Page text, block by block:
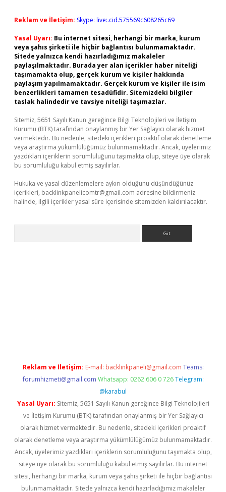
Reklam ve İletişim: Skype: live:.cid.575569c608265c69
Yasal Uyarı: Bu internet sitesi, herhangi bir marka, kurum
veya şahıs şirketi ile hiçbir bağlantısı bulunmamaktadır.
Sitede yalnızca kendi hazırladığımız makaleler
paylaşılmaktadır. Burada yer alan içerikler haber niteliği
taşımamakta olup, gerçek kurum ve kişiler hakkında
paylaşım yapılmamaktadır. Gerçek kurum ve kişiler ile isim
benzerlikleri tamamen tesadüfidir. Sitemizdeki bilgiler
taslak halindedir ve tavsiye niteliği taşımazlar.
Sitemiz, 5651 Sayılı Kanun gereğince Bilgi Teknolojileri ve İletişim
Kurumu (BTK) tarafından onaylanmış bir Yer Sağlayıcı olarak hizmet
vermektedir. Bu nedenle, sitedeki içerikleri proaktif olarak denetleme
veya araştırma yükümlülüğümüz bulunmamaktadır. Ancak, üyelerimiz
yazdıkları içeriklerin sorumluluğunu taşımakta olup, siteye üye olarak
bu sorumluluğu kabul etmiş sayılırlar.
Hukuka ve yasal düzenlemelere aykırı olduğunu düşündüğünüz
içerikleri, backlinkpanelicomtr@gmail.com adresine bildirmeniz
halinde, ilgili içerikler yasal süre içerisinde sitemizden kaldırılacaktır.
Reklam ve İletişim: E-mail: backlinkpaneli@gmail.com Teams:
forumhizmeti@gmail.com Whatsapp: 0262 606 0 726 Telegram:
@karabul
Yasal Uyarı: Sitemiz, 5651 Sayılı Kanun gereğince Bilgi Teknolojileri
ve İletişim Kurumu (BTK) tarafından onaylanmış bir Yer Sağlayıcı
olarak hizmet vermektedir. Bu nedenle, sitedeki içerikleri proaktif
olarak denetleme veya araştırma yükümlülüğümüz bulunmamaktadır.
Ancak, üyelerimiz yazdıkları içeriklerin sorumluluğunu taşımakta olup,
siteye üye olarak bu sorumluluğu kabul etmiş sayılırlar. Bu internet
sitesi, herhangi bir marka, kurum veya şahıs şirketi ile hiçbir bağlantısı
bulunmamaktadır. Sitede yalnızca kendi hazırladığımız makaleler